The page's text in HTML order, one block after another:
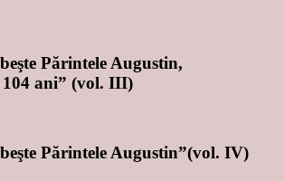
Părintele Augustin,
ani” (vol. III)
Părintele Augustin”(vol. IV)